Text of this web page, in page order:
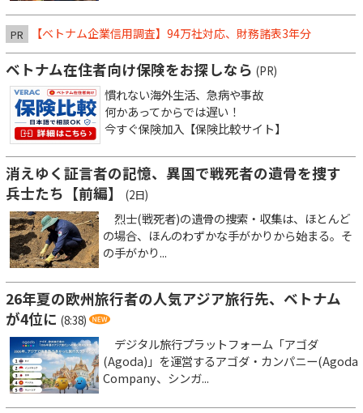
PR 【ベトナム企業信用調査】94万社対応、財務諸表3年分
ベトナム在住者向け保険をお探しなら (PR)
慣れない海外生活、急病や事故
何かあってからでは遅い！
今すぐ保険加入【保険比較サイト】
消えゆく証言者の記憶、異国で戦死者の遺骨を捜す
兵士たち【前編】
(2日)
烈士(戦死者)の遺骨の捜索・収集は、ほとんど
の場合、ほんのわずかな手がかりから始まる。そ
の手がかり...
26年夏の欧州旅行者の人気アジア旅行先、ベトナム
が4位に (8:38)
デジタル旅行プラットフォーム「アゴダ
(Agoda)」を運営するアゴダ・カンパニー(Agoda
Company、シンガ...